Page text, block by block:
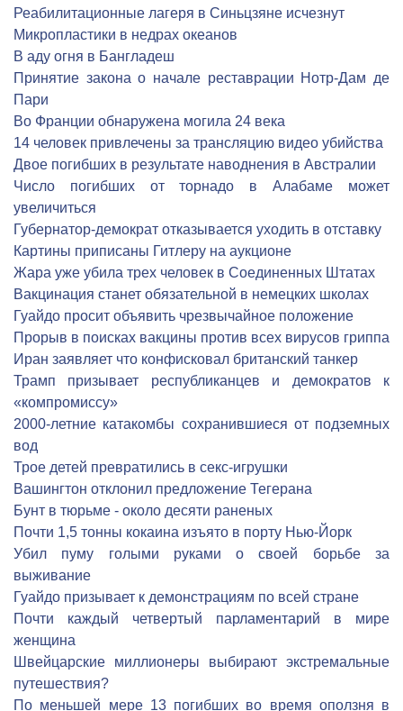
Реабилитационные лагеря в Синьцзяне исчезнут
Микропластики в недрах океанов
В аду огня в Бангладеш
Принятие закона о начале реставрации Нотр-Дам де
Пари
Во Франции обнаружена могила 24 века
14 человек привлечены за трансляцию видео убийства
Двое погибших в результате наводнения в Австралии
Число погибших от торнадо в Алабаме может
увеличиться
Губернатор-демократ отказывается уходить в отставку
Картины приписаны Гитлеру на аукционе
Жара уже убила трех человек в Соединенных Штатах
Вакцинация станет обязательной в немецких школах
Гуайдо просит объявить чрезвычайное положение
Прорыв в поисках вакцины против всех вирусов гриппа
Иран заявляет что конфисковал британский танкер
Трамп призывает республиканцев и демократов к
«компромиссу»
2000-летние катакомбы сохранившиеся от подземных
вод
Трое детей превратились в секс-игрушки
Вашингтон отклонил предложение Тегерана
Бунт в тюрьме - около десяти раненых
Почти 1,5 тонны кокаина изъято в порту Нью-Йорк
Убил пуму голыми руками о своей борьбе за
выживание
Гуайдо призывает к демонстрациям по всей стране
Почти каждый четвертый парламентарий в мире
женщина
Швейцарские миллионеры выбирают экстремальные
путешествия?
По меньшей мере 13 погибших во время оползня в